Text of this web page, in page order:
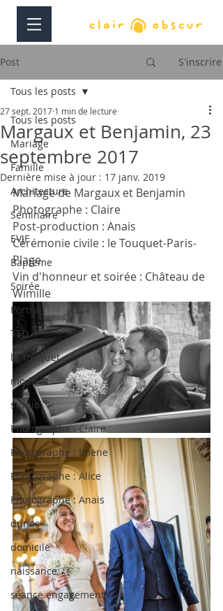
Post S'inscrire
Tous les posts
Mariage
Famille
Architecture
Séminaire
EVJF
Bapteme
Soirée
Portrait
TTD
le Touquet
mode
studio
Photographe : Claire
Photographe : Imene
Photographe : Alice
Photographe : Anais
dunes
domicile
naissance
séance engagement
Tous les posts
Margaux et Benjamin, 23
septembre 2017
27 sept. 2017 1 min de lecture
Dernière mise à jour : 17 janv. 2019
Mariage de Margaux et Benjamin
Photographe : Claire
Post-production : Anais
Cérémonie civile : le Touquet-Paris-
Plage
Vin d'honneur et soirée : Château de
Wimille